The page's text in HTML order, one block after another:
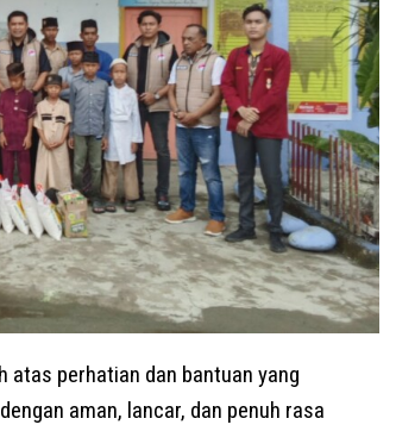
atas perhatian dan bantuan yang
aman, lancar, dan penuh rasa